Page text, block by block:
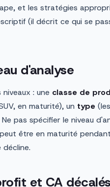
et les stratégies
(il décrit ce qui se
d'analyse
niveaux : une classe de
en maturité), un type
Ne pas spécifier le niveau
être en maturité
décline.
et CA décalés